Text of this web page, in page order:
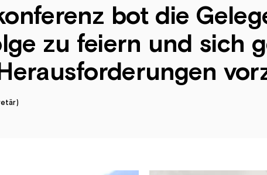
bot die
zu feiern und sich